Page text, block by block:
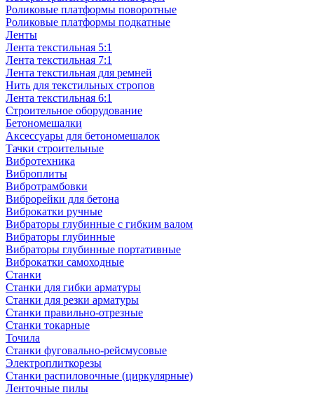
Роликовые платформы поворотные
Роликовые платформы подкатные
Ленты
Лента текстильная 5:1
Лента текстильная 7:1
Лента текстильная для ремней
Нить для текстильных стропов
Лента текстильная 6:1
Строительное оборудование
Бетономешалки
Аксессуары для бетономешалок
Тачки строительные
Вибротехника
Виброплиты
Вибротрамбовки
Виброрейки для бетона
Виброкатки ручные
Вибраторы глубинные с гибким валом
Вибраторы глубинные
Вибраторы глубинные портативные
Виброкатки самоходные
Станки
Станки для гибки арматуры
Станки для резки арматуры
Станки правильно-отрезные
Станки токарные
Точила
Станки фуговально-рейсмусовые
Электроплиткорезы
Станки распиловочные (циркулярные)
Ленточные пилы